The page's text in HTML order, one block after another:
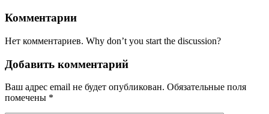
Комментарии
Нет комментариев. Why don’t you start the discussion?
Добавить комментарий
Ваш адрес email не будет опубликован. Обязательные поля
помечены *